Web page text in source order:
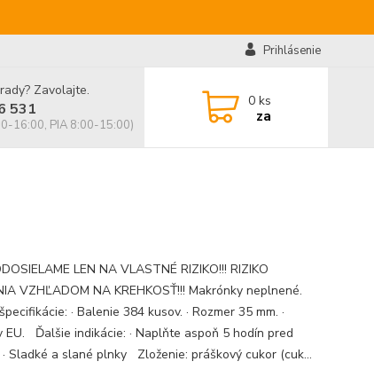
Prihlásenie
Zavolajte.
531
16:00, PIA 8:00-15:00)
0 ks
za
LEN NA VLASTNÉ RIZIKO!!! RIZIKO
VZHĽADOM NA KREHKOSŤ!!! Makrónky neplnené.
· Balenie 384 kusov. · Rozmer 35 mm. ·
EU. Ďalšie indikácie: · Naplňte aspoň 5 hodín pred
Sladké a slané plnky Zloženie: práškový cukor (cuk...